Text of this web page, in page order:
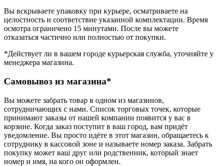
Вы вскрываете упаковку при курьере, осматриваете на
целостность и соответствие указанной комплектации. Время
осмотра ограничено 15 минутами. После вы можете
отказаться частично или полностью от покупки.
*Действует ли в вашем городе курьерская служба, уточняйте у
менеджера магазина.
Самовывоз из магазина*
Вы можете забрать товар в одном из магазинов,
сотрудничающих с нами. Список торговых точек, которые
принимают заказы от нашей компании появится у вас в
корзине. Когда заказ поступит в ваш город, вам придёт
уведомление. Вы просто идёте в этот магазин, обращаетесь к
сотруднику в кассовой зоне и называете номер заказа. Забрать
покупку может ваш друг или родственник, который знает
номер и имя, на кого он оформлен.